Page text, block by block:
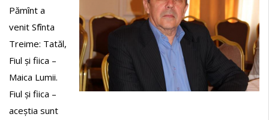
Pămînt a
venit Sfînta
Treime: Tatăl,
Fiul și fiica –
Maica Lumii.
Fiul și fiica –
aceștia sunt